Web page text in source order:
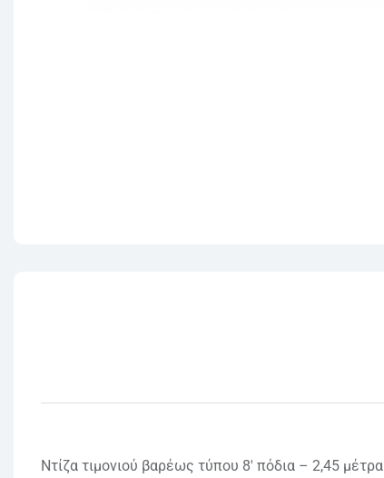
Ντίζα τιμονιού βαρέως τύπου 8′ πόδια – 2,45 μέτρα